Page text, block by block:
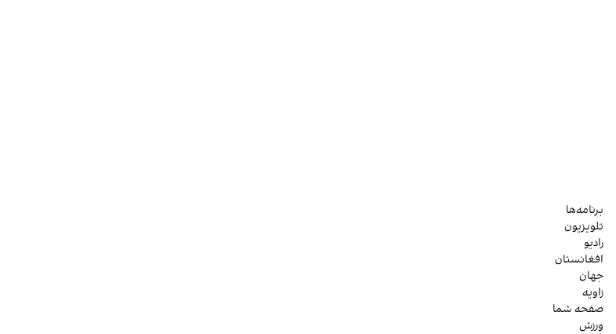
برنامه‌ها
تلویزیون
رادیو
افغانستان
جهان
زاویه
صفحه شما
ورزش